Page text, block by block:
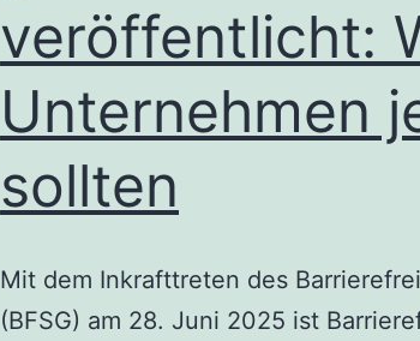
veröffentlicht:
Unternehmen
sollten
Mit dem Inkrafttreten des
(BFSG) am 28. Juni 2025 ist